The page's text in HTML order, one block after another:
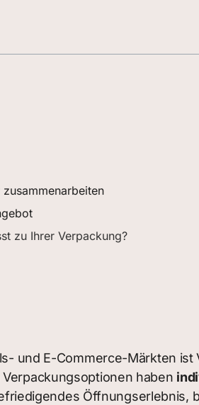
zu Ihrer Verpackung?
und E-Commerce-Märkten
haben